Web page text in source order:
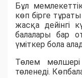
Бұл
көп бірге
жасқа дейінгі
балалары бар
үміткер бола
Төлем
төленеді.